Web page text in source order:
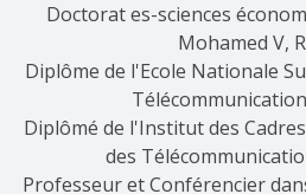
Doctorat es-sciences
Mohamed V,
Diplôme de l'Ecole Nationale
Diplômé de l'Institut des
des
Professeur et Conférencier